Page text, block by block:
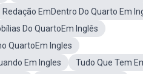
Redação EmDentro Do Quarto Em
Do QuartoEm Inglês
QuartoEm Ingles
Em Ingles
Tudo Que Tem